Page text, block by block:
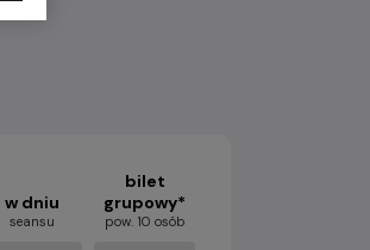
w dniu
seansu
bilet
grupowy*
pow. 10 osób